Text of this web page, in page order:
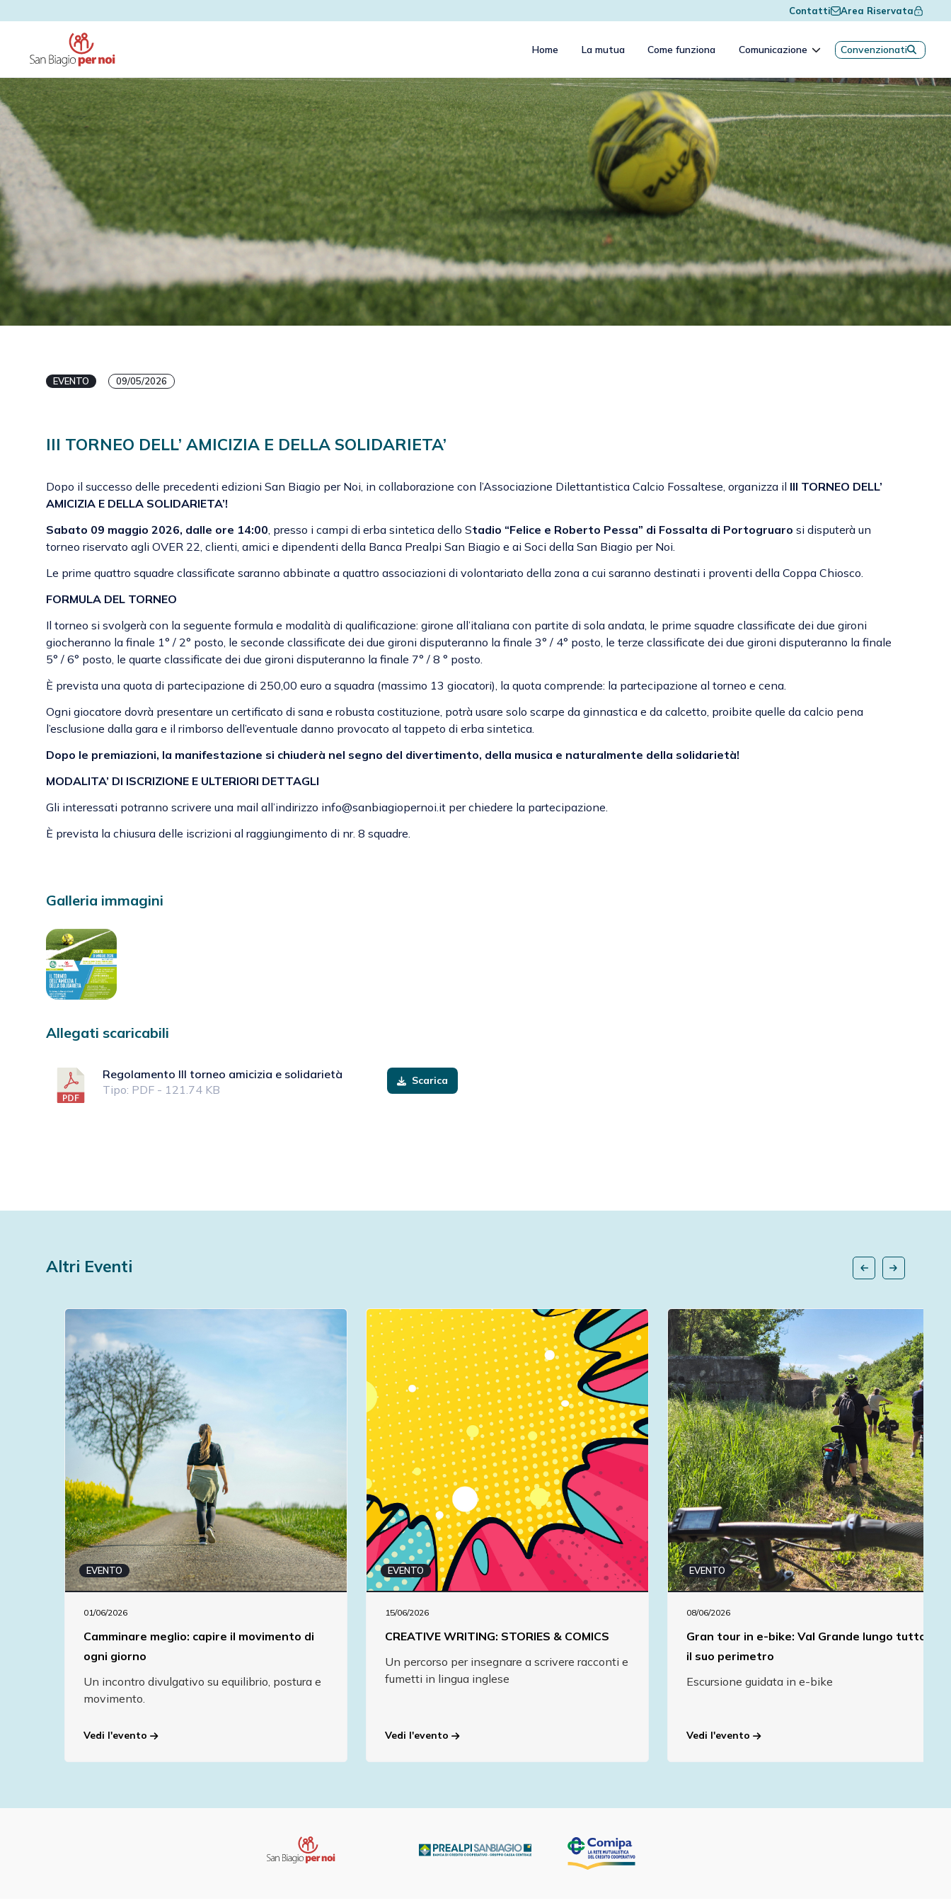
Contatti Area Riservata
Home La mutua Come funziona Comunicazione Convenzionati
EVENTO 09/05/2026
III TORNEO DELL’ AMICIZIA E DELLA SOLIDARIETA’
Dopo il successo delle precedenti edizioni San Biagio per Noi, in collaborazione con l’Associazione Dilettantistica Calcio Fossaltese, organizza il III TORNEO DELL’
AMICIZIA E DELLA SOLIDARIETA’!
Sabato 09 maggio 2026, dalle ore 14:00 , presso i campi di erba sintetica dello Stadio “Felice e Roberto Pessa” di Fossalta di Portogruaro si disputerà un
torneo riservato agli OVER 22, clienti, amici e dipendenti della Banca Prealpi San Biagio e ai Soci della San Biagio per Noi.
Le prime quattro squadre classificate saranno abbinate a quattro associazioni di volontariato della zona a cui saranno destinati i proventi della Coppa Chiosco.
FORMULA DEL TORNEO
Il torneo si svolgerà con la seguente formula e modalità di qualificazione: girone all’italiana con partite di sola andata, le prime squadre classificate dei due gironi
giocheranno la finale 1° / 2° posto, le seconde classificate dei due gironi disputeranno la finale 3° / 4° posto, le terze classificate dei due gironi disputeranno la finale
5° / 6° posto, le quarte classificate dei due gironi disputeranno la finale 7° / 8 ° posto.
È prevista una quota di partecipazione di 250,00 euro a squadra (massimo 13 giocatori), la quota comprende: la partecipazione al torneo e cena.
Ogni giocatore dovrà presentare un certificato di sana e robusta costituzione, potrà usare solo scarpe da ginnastica e da calcetto, proibite quelle da calcio pena
l’esclusione dalla gara e il rimborso dell’eventuale danno provocato al tappeto di erba sintetica.
Dopo le premiazioni, la manifestazione si chiuderà nel segno del divertimento, della musica e naturalmente della solidarietà!
MODALITA’ DI ISCRIZIONE E ULTERIORI DETTAGLI
Gli interessati potranno scrivere una mail all’indirizzo info@sanbiagiopernoi.it per chiedere la partecipazione.
È prevista la chiusura delle iscrizioni al raggiungimento di nr. 8 squadre.
Galleria immagini
Allegati scaricabili
Regolamento III torneo amicizia e solidarietà
Tipo: PDF - 121.74 KB
Scarica
Altri Eventi
EVENTO
01/06/2026
Camminare meglio: capire il movimento di
ogni giorno
Un incontro divulgativo su equilibrio, postura e
movimento.
Vedi l'evento
EVENTO
15/06/2026
CREATIVE WRITING: STORIES & COMICS
Un percorso per insegnare a scrivere racconti e
fumetti in lingua inglese
Vedi l'evento
EVENTO
08/06/2026
Gran tour in e-bike: Val Grande lungo tutto
il suo perimetro
Escursione guidata in e-bike
Vedi l'evento